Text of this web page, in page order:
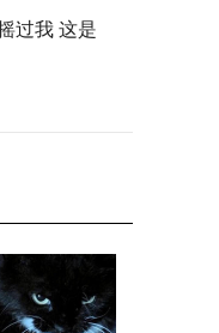
过我 这是